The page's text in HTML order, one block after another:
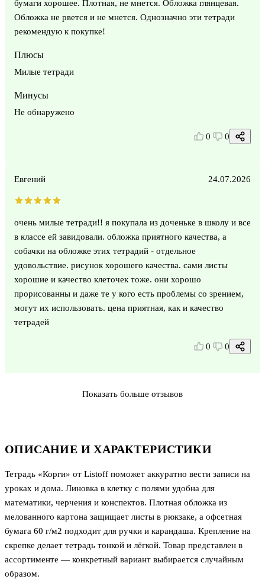
ОПИСАНИЕ И ХАРАКТЕРИСТИКИ
Тетрадь «Корги» от Listoff поможет аккуратно вести записи на
уроках и дома. Линовка в клетку с полями удобна для
математики, черчения и конспектов. Плотная обложка из
мелованного картона защищает листы в рюкзаке, а офсетная
бумага 60 г/м2 подходит для ручки и карандаша. Крепление на
скрепке делает тетрадь тонкой и лёгкой. Товар представлен в
ассортименте — конкретный вариант выбирается случайным
образом.
бумаги хорошее. Плотная, не мнется. Обложка глянцевая.
Обложка не рвется и не мнется. Однозначно эти тетради
рекомендую к покупке!
Плюсы
Милые тетради
Минусы
Не обнаружено
0 0
Евгений 24.07.2026
очень милые тетради!! я покупала из доченьке в школу и все
в классе ей завидовали. обложка приятного качества, а
собачки на обложке этих тетрадий - отдельное
удовольствие. рисунок хорошего качества. сами листы
хорошие и качество клеточек тоже. они хорошо
прорисованны и даже те у кого есть проблемы со зрением,
могут их использовать. цена приятная, как и качество
тетрадей
0 0
Показать больше отзывов